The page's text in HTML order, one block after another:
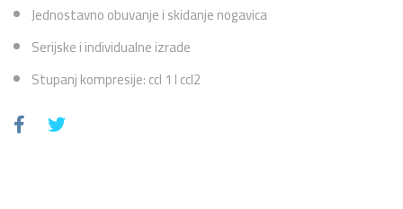
Jednostavno obuvanje i skidanje nogavica
Serijske i individualne izrade
Stupanj kompresije: ccl 1 I ccl2